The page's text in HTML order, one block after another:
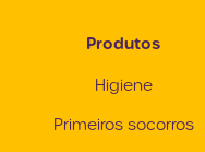
Produtos
Higiene
Primeiros socorros